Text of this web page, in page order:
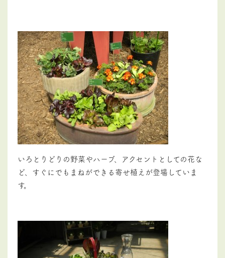
いろとりどりの野菜やハーブ、アクセントとしての花な
ど、すぐにでもまねができる寄せ植えが登場していま
す。